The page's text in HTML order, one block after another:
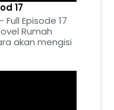
17
Episode 17
Rumah
akan mengisi